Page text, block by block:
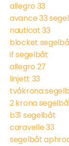
allegro 33
avance 33
nauticat 33
blocket
if segelbåt
allegro 27
linjett 33
tvåkrona
2 krona
b31 segelbåt
caravelle 33
segelbåt